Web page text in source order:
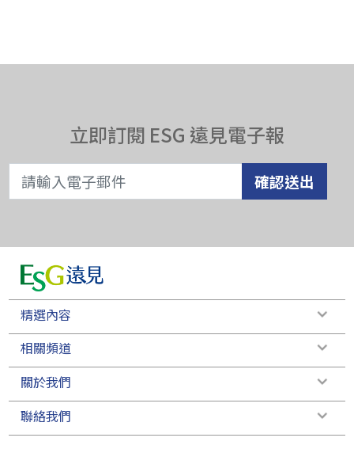
立即訂閱 ESG 遠見電子報
確認送出
精選內容
相關頻道
關於我們
聯絡我們